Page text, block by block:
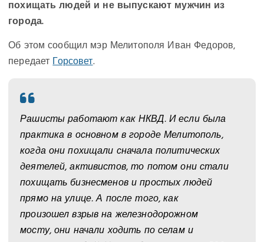
похищать людей и не выпускают мужчин из
города.
Об этом сообщил мэр Мелитополя Иван Федоров,
передает
Горсовет.
Рашисты работают как НКВД. И если была
практика в основном в городе Мелитополь,
когда они похищали сначала политических
деятелей, активистов, то потом они стали
похищать бизнесменов и простых людей
прямо на улице. А после того, как
произошел взрыв на железнодорожном
мосту, они начали ходить по селам и